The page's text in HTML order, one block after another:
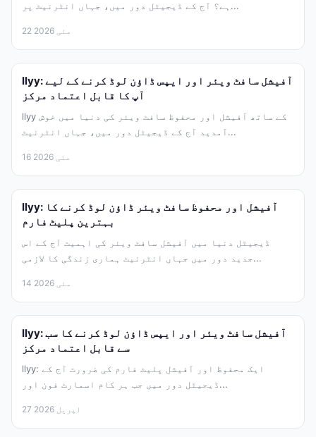
ہے؟ آج کے ڈیجیٹل دور میں، جہاں انٹرنیٹ پر...
22 مئی 2026
llyy: آفیشل سافٹ ویئر اور ایپس ڈاؤن لوڈ کرنے کے لیے
آپ کا قابل اعتماد مرکز
llyy کے ساتھ آفیشل اور محفوظ سافٹ ویئر کی دنیا میں خوش
آمدید آج کے ڈیجیٹل دور میں، جہاں انٹرنیٹ...
16 مئی 2026
llyy: آفیشل اور محفوظ سافٹ ویئر ڈاؤن لوڈ کرنے کا
بہترین پلیٹ فارم
ڈیجیٹل دنیا میں آفیشل سافٹ ویئر کی اہمیت آج کے اس
جدید دور میں جہاں انٹرنیٹ ہماری زندگی کا لازمی...
14 مئی 2026
llyy: آفیشل سافٹ ویئر اور ایپس ڈاؤن لوڈ کرنے کا سب
سے قابل اعتماد مرکز
llyy: ایک محفوظ اور آفیشل پلیٹ فارم کی ضرورت آج کے
ڈیجیٹل دور میں جب ہر کام اسمارٹ فون اور...
27 اپریل 2026